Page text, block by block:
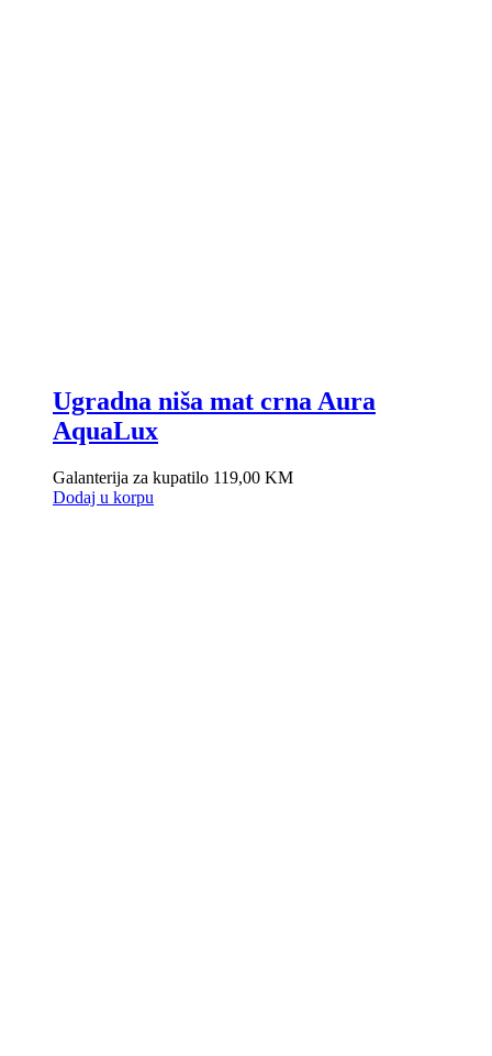
Ugradna niša mat crna Aura
AquaLux
Galanterija za kupatilo 119,00 KM
Dodaj u korpu